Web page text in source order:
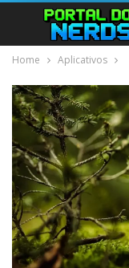
Home Aplicativos